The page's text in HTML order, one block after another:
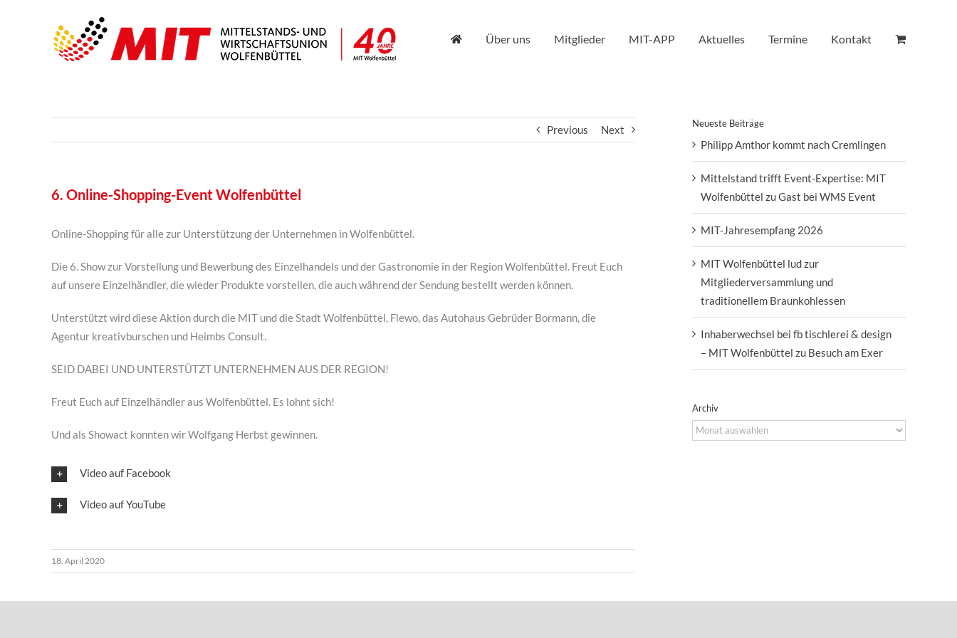
Über uns Mitglieder MIT-APP Aktuelles Termine Kontakt
Previous Next
6. Online-Shopping-Event Wolfenbüttel
Online-Shopping für alle zur Unterstützung der Unternehmen in Wolfenbüttel.
Die 6. Show zur Vorstellung und Bewerbung des Einzelhandels und der Gastronomie in der Region Wolfenbüttel. Freut Euch
auf unsere Einzelhändler, die wieder Produkte vorstellen, die auch während der Sendung bestellt werden können.
Unterstützt wird diese Aktion durch die MIT und die Stadt Wolfenbüttel, Flewo, das Autohaus Gebrüder Bormann, die
Agentur kreativburschen und Heimbs Consult.
SEID DABEI UND UNTERSTÜTZT UNTERNEHMEN AUS DER REGION!
Freut Euch auf Einzelhändler aus Wolfenbüttel. Es lohnt sich!
Und als Showact konnten wir Wolfgang Herbst gewinnen.
Video auf Facebook
Video auf YouTube
18. April 2020
Neueste Beiträge
Philipp Amthor kommt nach Cremlingen
Mittelstand trifft Event-Expertise: MIT
Wolfenbüttel zu Gast bei WMS Event
MIT-Jahresempfang 2026
MIT Wolfenbüttel lud zur
Mitgliederversammlung und
traditionellem Braunkohlessen
Inhaberwechsel bei fb tischlerei & design
– MIT Wolfenbüttel zu Besuch am Exer
Archiv
Archiv